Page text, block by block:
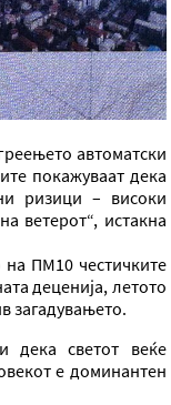
автоматски
покажуваат дека
ризици – високи
ветерот“, истакна
ПМ10 честичките
деценија, летото
загадувањето.
дека светот веќе
е доминантен